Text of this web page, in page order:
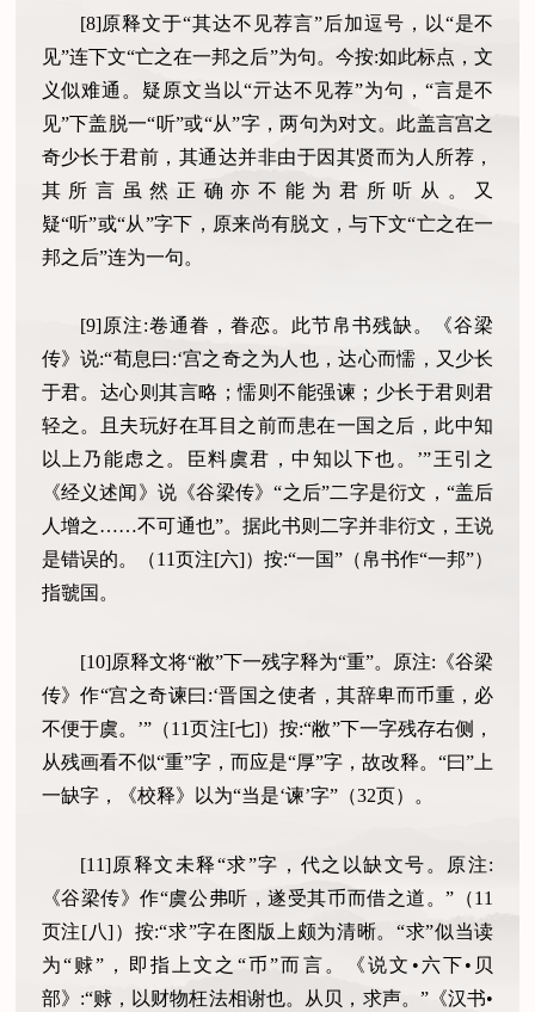
[8]原释文于“其达不见荐言”后加逗号，以“是不
见”连下文“亡之在一邦之后”为句。今按:如此标点，文
义似难通。疑原文当以“亓达不见荐”为句，“言是不
见”下盖脱一“听”或“从”字，两句为对文。此盖言宫之
奇少长于君前，其通达并非由于因其贤而为人所荐，
其所言虽然正确亦不能为君所听从。又
疑“听”或“从”字下，原来尚有脱文，与下文“亡之在一
邦之后”连为一句。
[9]原注:卷通眷，眷恋。此节帛书残缺。《谷梁
传》说:“荀息曰:‘宫之奇之为人也，达心而懦，又少长
于君。达心则其言略；懦则不能强谏；少长于君则君
轻之。且夫玩好在耳目之前而患在一国之后，此中知
以上乃能虑之。臣料虞君，中知以下也。’”王引之
《经义述闻》说《谷梁传》“之后”二字是衍文，“盖后
人增之……不可通也”。据此书则二字并非衍文，王说
是错误的。（11页注[六]）按:“一国”（帛书作“一邦”）
指虢国。
[10]原释文将“敝”下一残字释为“重”。原注:《谷梁
传》作“宫之奇谏曰:‘晋国之使者，其辞卑而币重，必
不便于虞。’”（11页注[七]）按:“敝”下一字残存右侧，
从残画看不似“重”字，而应是“厚”字，故改释。“曰”上
一缺字，《校释》以为“当是‘谏’字”（32页）。
[11]原释文未释“求”字，代之以缺文号。原注:
《谷梁传》作“虞公弗听，遂受其币而借之道。”（11
页注[八]）按:“求”字在图版上颇为清晰。“求”似当读
为“赇”，即指上文之“币”而言。《说文•六下•贝
部》:“赇，以财物枉法相谢也。从贝，求声。”《汉书•